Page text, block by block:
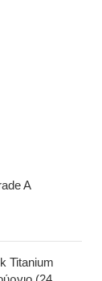
A
Titanium